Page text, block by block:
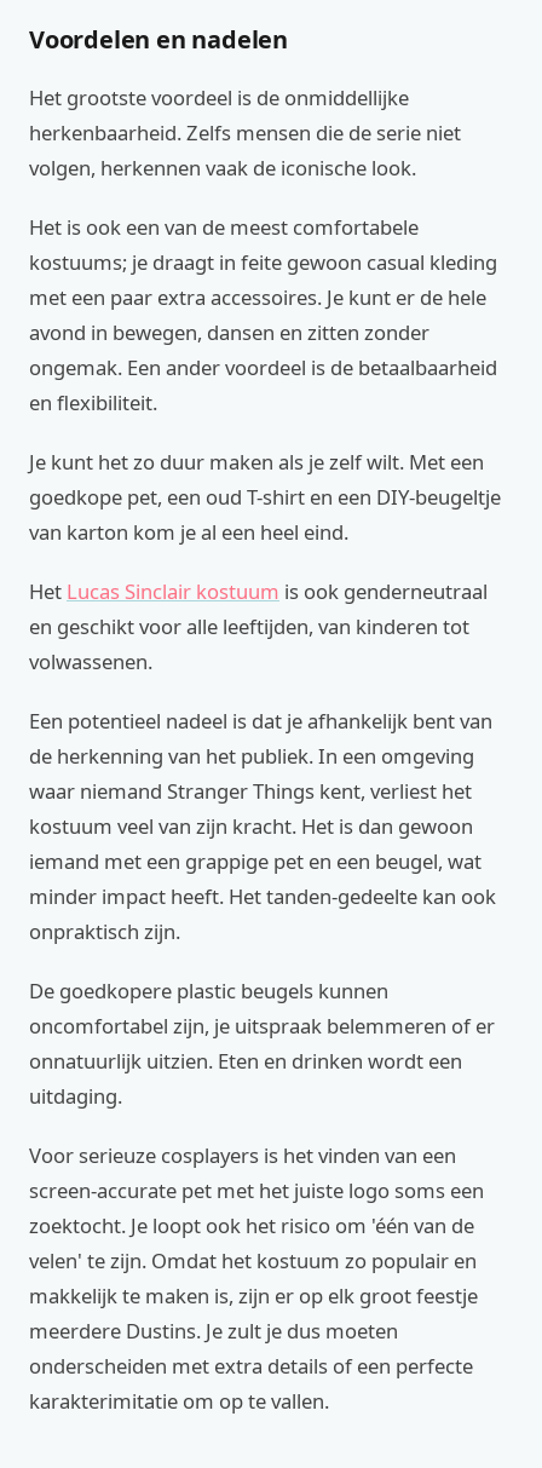
Voordelen en nadelen
Het grootste voordeel is de onmiddellijke
herkenbaarheid. Zelfs mensen die de serie niet
volgen, herkennen vaak de iconische look.
Het is ook een van de meest comfortabele
kostuums; je draagt in feite gewoon casual kleding
met een paar extra accessoires. Je kunt er de hele
avond in bewegen, dansen en zitten zonder
ongemak. Een ander voordeel is de betaalbaarheid
en flexibiliteit.
Je kunt het zo duur maken als je zelf wilt. Met een
goedkope pet, een oud T-shirt en een DIY-beugeltje
van karton kom je al een heel eind.
Het Lucas Sinclair kostuum is ook genderneutraal
en geschikt voor alle leeftijden, van kinderen tot
volwassenen.
Een potentieel nadeel is dat je afhankelijk bent van
de herkenning van het publiek. In een omgeving
waar niemand Stranger Things kent, verliest het
kostuum veel van zijn kracht. Het is dan gewoon
iemand met een grappige pet en een beugel, wat
minder impact heeft. Het tanden-gedeelte kan ook
onpraktisch zijn.
De goedkopere plastic beugels kunnen
oncomfortabel zijn, je uitspraak belemmeren of er
onnatuurlijk uitzien. Eten en drinken wordt een
uitdaging.
Voor serieuze cosplayers is het vinden van een
screen-accurate pet met het juiste logo soms een
zoektocht. Je loopt ook het risico om 'één van de
velen' te zijn. Omdat het kostuum zo populair en
makkelijk te maken is, zijn er op elk groot feestje
meerdere Dustins. Je zult je dus moeten
onderscheiden met extra details of een perfecte
karakterimitatie om op te vallen.